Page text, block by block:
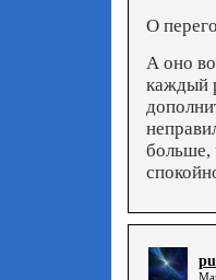
О
А оно
каждый
больше,